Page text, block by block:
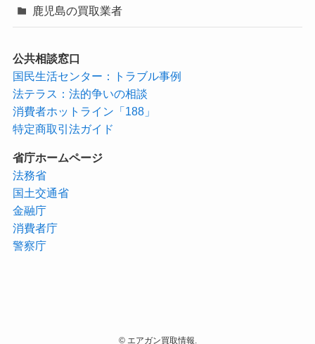
鹿児島の買取業者
公共相談窓口
国民生活センター：トラブル事例
法テラス：法的争いの相談
消費者ホットライン「188」
特定商取引法ガイド
省庁ホームページ
法務省
国土交通省
金融庁
消費者庁
警察庁
©エアガン買取情報.